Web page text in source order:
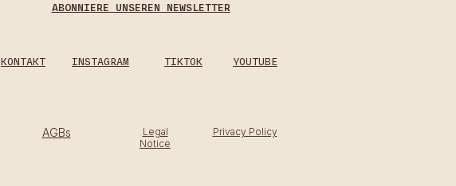
ABONNIERE UNSEREN NEWSLETTER
KONTAKT INSTAGRAM TIKTOK YOUTUBE
AGBs
Legal
Notice
Privacy Policy